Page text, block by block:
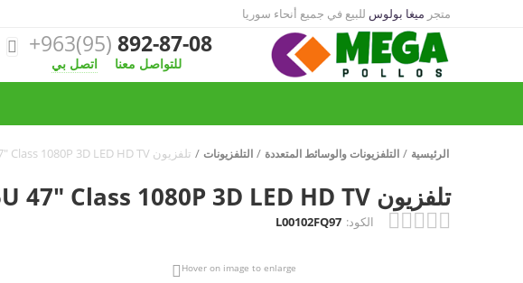
متجر ميغا بولوس للبيع في جميع أنحاء سوريا
+963(95) 892-87-08

اتصل بي للتواصل معنا
الرئيسية / التلفزيونات والوسائط المتعددة / التلفزيونات / تلفزيون Toshiba 47TL515U 47" Class 1080P 3D LED HD TV
تلفزيون Toshiba 47TL515U 47" Class 1080P 3D LED HD TV
الكود: L00102FQ97
 Hover on image to enlarge